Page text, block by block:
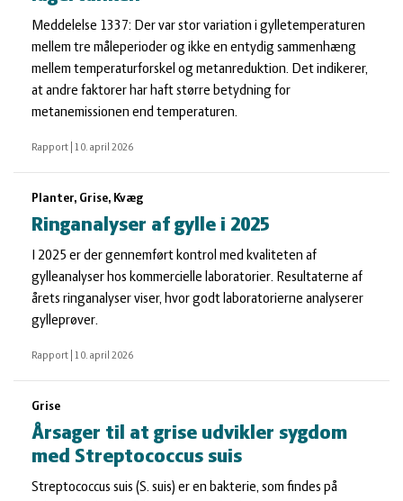
Meddelelse 1337: Der var stor variation i gylletemperaturen
mellem tre måleperioder og ikke en entydig sammenhæng
mellem temperaturforskel og metanreduktion. Det indikerer,
at andre faktorer har haft større betydning for
metanemissionen end temperaturen.
Rapport 10. april 2026
Planter, Grise, Kvæg
Ringanalyser af gylle i 2025
I 2025 er der gennemført kontrol med kvaliteten af
gylleanalyser hos kommercielle laboratorier. Resultaterne af
årets ringanalyser viser, hvor godt laboratorierne analyserer
gylleprøver.
Rapport 10. april 2026
Grise
Årsager til at grise udvikler sygdom
med Streptococcus suis
Streptococcus suis (S. suis) er en bakterie, som findes på